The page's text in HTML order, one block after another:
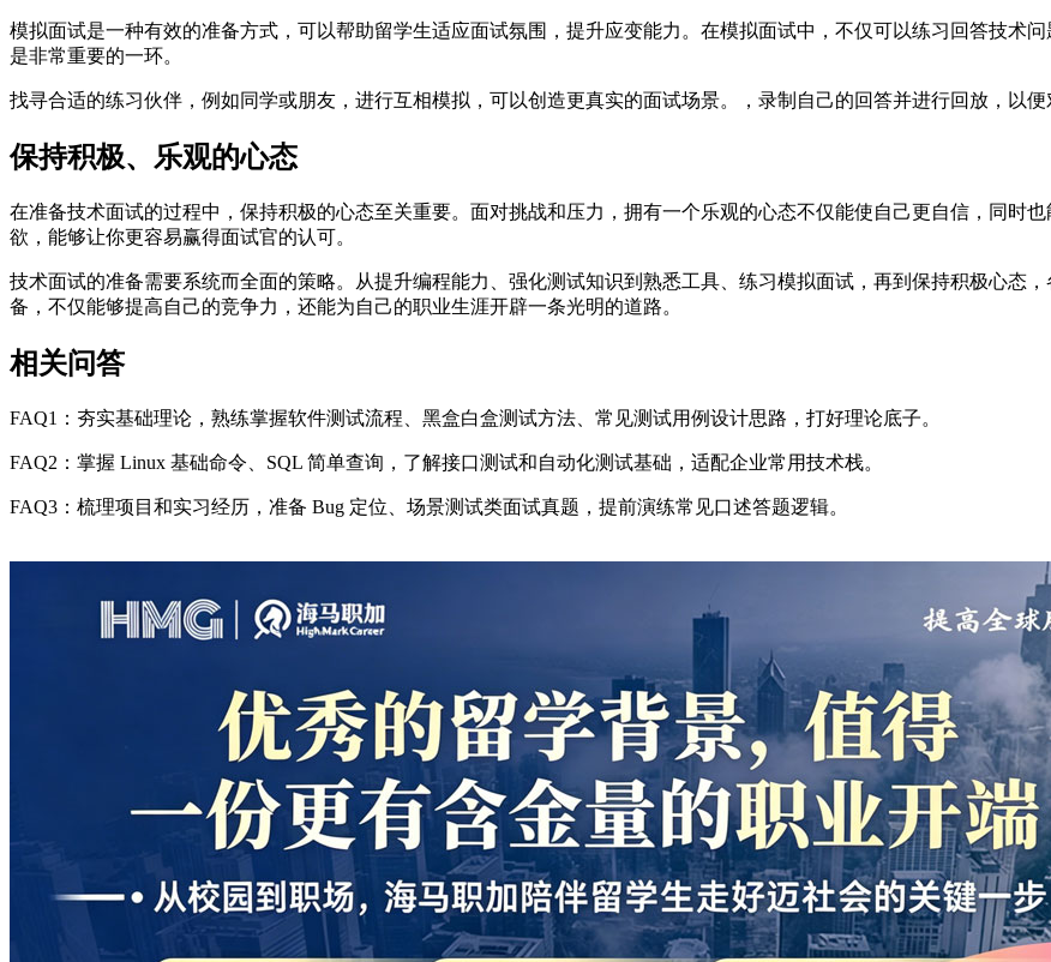
模拟面试是一种有效的准备方式，可以帮助留学生适应面试氛围，提升应变能力。在模拟面试中，不仅可以练习回答技术
是非常重要的一环。
找寻合适的练习伙伴，例如同学或朋友，进行互相模拟，可以创造更真实的面试场景。，录制自己的回答并进行回放，以便
保持积极、乐观的心态
在准备技术面试的过程中，保持积极的心态至关重要。面对挑战和压力，拥有一个乐观的心态不仅能使自己更自信，同时
欲，能够让你更容易赢得面试官的认可。
技术面试的准备需要系统而全面的策略。从提升编程能力、强化测试知识到熟悉工具、练习模拟面试，再到保持积极心态
备，不仅能够提高自己的竞争力，还能为自己的职业生涯开辟一条光明的道路。
相关问答
FAQ1：夯实基础理论，熟练掌握软件测试流程、黑盒白盒测试方法、常见测试用例设计思路，打好理论底子。
FAQ2：掌握 Linux 基础命令、SQL 简单查询，了解接口测试和自动化测试基础，适配企业常用技术栈。
FAQ3：梳理项目和实习经历，准备 Bug 定位、场景测试类面试真题，提前演练常见口述答题逻辑。